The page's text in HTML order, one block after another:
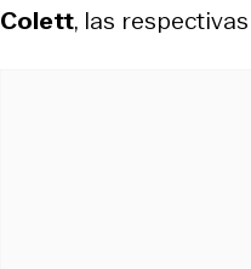
Colett, las